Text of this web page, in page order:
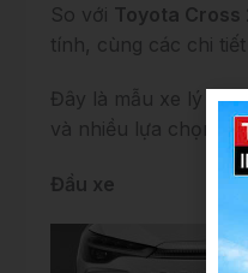
So với Toyota Cross
tính, cùng các chi
Đây là mẫu xe lý
và nhiều lựa chọn
Đầu xe